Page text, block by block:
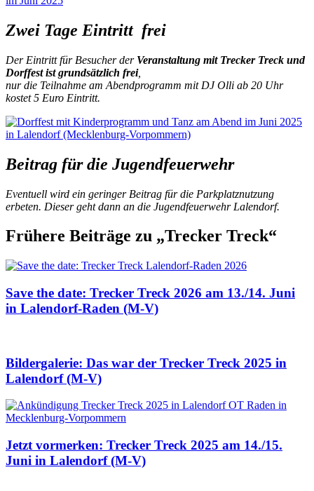
Zwei Tage Eintritt frei
Der Eintritt für Besucher der Veranstaltung mit Trecker Treck und
Dorffest ist grundsätzlich frei,
nur die Teilnahme am Abendprogramm mit DJ Olli ab 20 Uhr
kostet 5 Euro Eintritt.
Beitrag für die Jugendfeuerwehr
Eventuell wird ein geringer Beitrag für die Parkplatznutzung
erbeten. Dieser geht dann an die Jugendfeuerwehr Lalendorf.
Frühere Beiträge zu „Trecker Treck“
Save the date: Trecker Treck 2026 am 13./14. Juni
in Lalendorf-Raden (M-V)
Bildergalerie: Das war der Trecker Treck 2025 in
Lalendorf (M-V)
Jetzt vormerken: Trecker Treck 2025 am 14./15.
Juni in Lalendorf (M-V)